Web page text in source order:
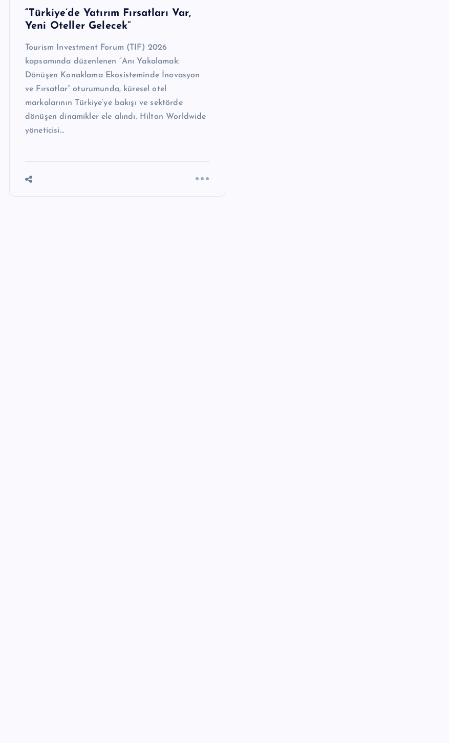
“Türkiye’de Yatırım Fırsatları Var,
Yeni Oteller Gelecek”
Tourism Investment Forum (TIF) 2026
kapsamında düzenlenen “Anı Yakalamak:
Dönüşen Konaklama Ekosisteminde İnovasyon
ve Fırsatlar” oturumunda, küresel otel
markalarının Türkiye’ye bakışı ve sektörde
dönüşen dinamikler ele alındı. Hilton Worldwide
yöneticisi…